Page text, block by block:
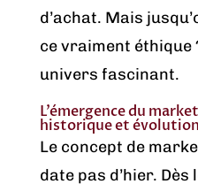
d’achat. Mais
ce vraiment éthique
univers fascinant.
L’émergence du
historique et évolution
Le concept de
date pas d’hier. Dès